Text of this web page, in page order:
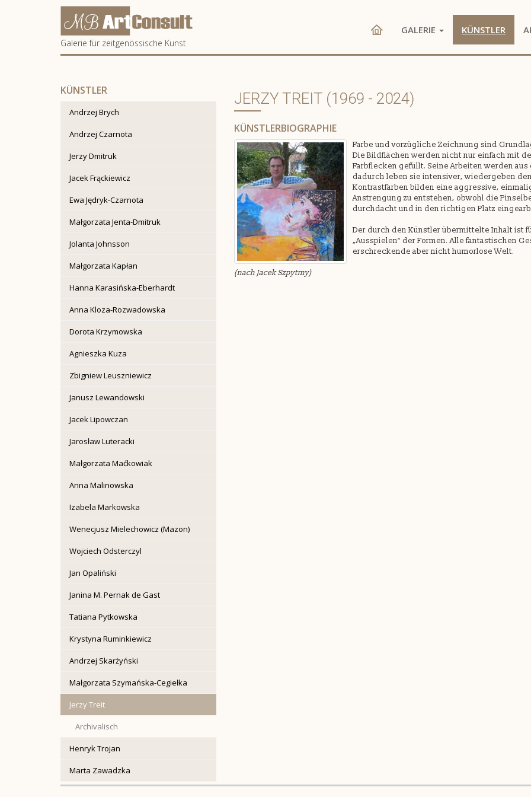
Artconsult
Galerie für zeitgenössische Kunst
GALERIE KÜNSTLER
KÜNSTLER
Andrzej Brych
Andrzej Czarnota
Jerzy Dmitruk
Jacek Frąckiewicz
Ewa Jędryk-Czarnota
Małgorzata Jenta-Dmitruk
Jolanta Johnsson
Małgorzata Kapłan
Hanna Karasińska-Eberhardt
Anna Kloza-Rozwadowska
Dorota Krzymowska
Agnieszka Kuza
Zbigniew Leuszniewicz
Janusz Lewandowski
Jacek Lipowczan
Jarosław Luteracki
Małgorzata Maćkowiak
Anna Malinowska
Izabela Markowska
Wenecjusz Mielechowicz (Mazon)
Wojciech Odsterczyl
Jan Opaliński
Janina M. Pernak de Gast
Tatiana Pytkowska
Krystyna Ruminkiewicz
Andrzej Skarżyński
Małgorzata Szymańska-Cegiełka
Jerzy Treit
Archivalisch
Henryk Trojan
Marta Zawadzka
JERZY TREIT (1969 - 2024)
KÜNSTLERBIOGRAPHIE
Farbe und vorzügliche Zeichnung sind
Die Bildflächen werden nicht nur einfach mit
Farbflecken gefüllt. Seine Arbeiten werden
dadurch leben sie intensiver, wiedergeben
Kontrastfarben bilden eine aggressive,
Anstrengung zu entstehen, obwohl die
durchdacht und in den richtigen Platz
Der durch den Künstler übermittelte Inhalt ist
„Ausspielen“ der Formen. Alle fantastischen
erschreckende aber nicht humorlose Welt.
(nach Jacek Szpytmy)